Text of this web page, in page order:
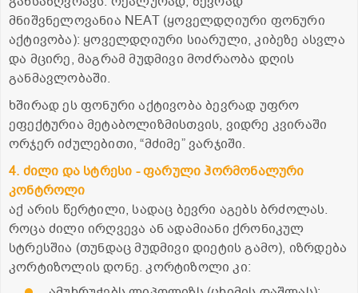
მნიშვნელოვანია NEAT (ყოველდღიური ფონური
აქტივობა): ყოველდღიური სიარული, კიბეზე ასვლა
და მცირე, მაგრამ მუდმივი მოძრაობა დღის
განმავლობაში.
ხშირად ეს ფონური აქტივობა ბევრად უფრო
ეფექტურია მეტაბოლიზმისთვის, ვიდრე კვირაში
ორჯერ იძულებითი, “მძიმე” ვარჯიში.
4. ძილი და სტრესი - ფარული ჰორმონალური
კონტროლი
აქ არის წერტილი, სადაც ბევრი აგებს ბრძოლას.
როცა ძილი ირღვევა ან ადამიანი ქრონიკულ
სტრესშია (თუნდაც მუდმივი დიეტის გამო), იზრდება
კორტიზოლის დონე. კორტიზოლი კი: